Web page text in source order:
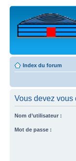
Index du forum
Vous devez vous
Nom d’utilisateur :
Mot de passe :